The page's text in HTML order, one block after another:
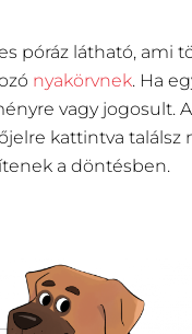
póráz látható, ami
nyakörvnek. Ha
vagy jogosult.
kattintva találsz
a döntésben.